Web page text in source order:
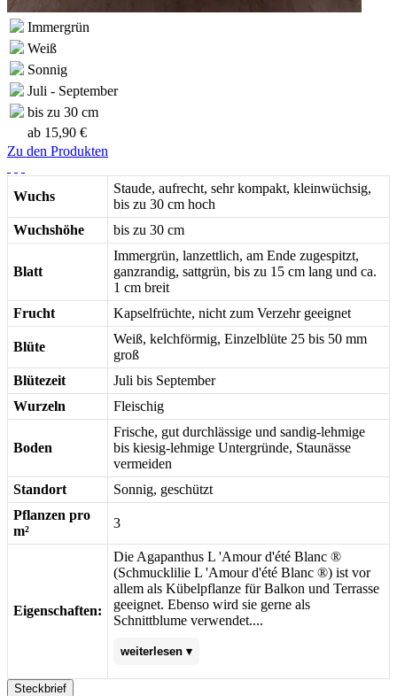
Immergrün
Weiß
Sonnig
Juli - September
bis zu 30 cm
ab 15,90 €
Zu den Produkten
Wuchs
Staude, aufrecht, sehr kompakt, kleinwüchsig,
bis zu 30 cm hoch
Wuchshöhe
bis zu 30 cm
Blatt
Immergrün, lanzettlich, am Ende zugespitzt,
ganzrandig, sattgrün, bis zu 15 cm lang und ca.
1 cm breit
Frucht
Kapselfrüchte, nicht zum Verzehr geeignet
Blüte
Weiß, kelchförmig, Einzelblüte 25 bis 50 mm
groß
Blütezeit
Juli bis September
Wurzeln
Fleischig
Boden
Frische, gut durchlässige und sandig-lehmige
bis kiesig-lehmige Untergründe, Staunässe
vermeiden
Standort
Sonnig, geschützt
Pflanzen pro
m²
3
Eigenschaften:
Die Agapanthus L 'Amour d'été Blanc ®
(Schmucklilie L 'Amour d'été Blanc ®) ist vor
allem als Kübelpflanze für Balkon und Terrasse
geeignet. Ebenso wird sie gerne als
Schnittblume verwendet....
weiterlesen ▾
Steckbrief